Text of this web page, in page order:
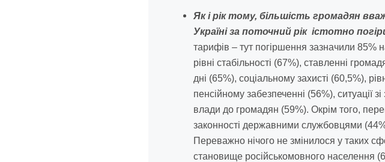
Як і рік тому, більшість громадян
Україні за поточний рік істотно
тарифів – тут погіршення зазначили 85%
рівні стабільності (67%), ставленні
дні (65%), соціальному захисті (60,5%),
пенсійному забезпеченні (56%), ситуації
влади до громадян (59%). Окрім того,
законності державними службовцями
Переважно нічого не змінилося у таких
становище російськомовного населення